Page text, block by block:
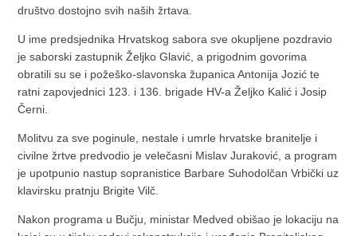
društvo dostojno svih naših žrtava.
U ime predsjednika Hrvatskog sabora sve okupljene pozdravio
je saborski zastupnik Željko Glavić, a prigodnim govorima
obratili su se i požeško-slavonska županica Antonija Jozić te
ratni zapovjednici 123. i 136. brigade HV-a Željko Kalić i Josip
Černi.
Molitvu za sve poginule, nestale i umrle hrvatske branitelje i
civilne žrtve predvodio je velečasni Mislav Juraković, a program
je upotpunio nastup sopranistice Barbare Suhodolčan Vrbički uz
klavirsku pratnju Brigite Vilč.
Nakon programa u Bučju, ministar Medved obišao je lokaciju na